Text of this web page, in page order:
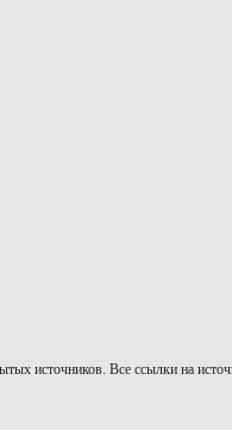
источников. Все ссылки на